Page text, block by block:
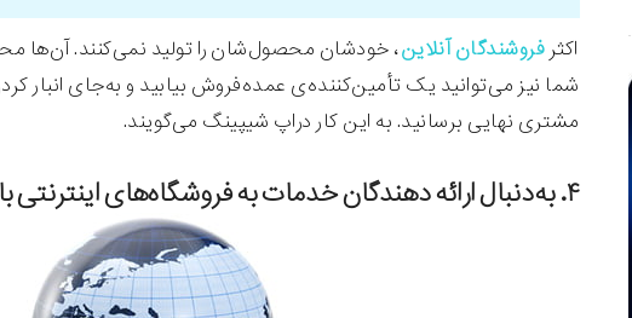
اکثر فروشندگان آنلاین، خودشان محصول‌شان را تولید نمی‌کنند. آن‌ها
شما نیز می‌توانید یک تأمین‌کننده‌ی عمده‌فروش بیابید و به‌جای انبار
مشتری نهایی برسانید. به این کار دراپ شیپینگ می‌گویند.
۴. به‌دنبال ارائه دهندگان خدمات به فروشگاه‌های اینترنتی باشید